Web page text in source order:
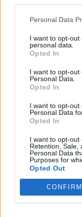
Personal Data
I want to opt-
personal data.
Opted In
I want to opt-out
Personal Data.
Opted In
I want to opt-
Personal Data
Opted In
I want to opt-out
Retention, Sale,
Personal Data
Purposes for
Opted Out
CONFIRM
ala ai suoi
solo due tra
Squalificati Cofie
possibile il
connazionali
Autore